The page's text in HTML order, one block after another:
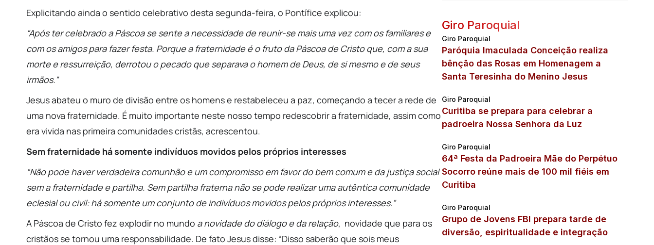
Explicitando ainda o sentido celebrativo desta segunda-feira, o Pontífice explicou:
“Após ter celebrado a Páscoa se sente a necessidade de reunir-se mais uma vez com os familiares e
com os amigos para fazer festa. Porque a fraternidade é o fruto da Páscoa de Cristo que, com a sua
morte e ressurreição, derrotou o pecado que separava o homem de Deus, de si mesmo e de seus
irmãos.”
Jesus abateu o muro de divisão entre os homens e restabeleceu a paz, começando a tecer a rede de
uma nova fraternidade. É muito importante neste nosso tempo redescobrir a fraternidade, assim como
era vivida nas primeira comunidades cristãs, acrescentou.
Sem fraternidade há somente indivíduos movidos pelos próprios interesses
“Não pode haver verdadeira comunhão e um compromisso em favor do bem comum e da justiça social
sem a fraternidade e partilha. Sem partilha fraterna não se pode realizar uma autêntica comunidade
eclesial ou civil: há somente um conjunto de indivíduos movidos pelos próprios interesses.”
A Páscoa de Cristo fez explodir no mundo a novidade do diálogo e da relação, novidade que para os
cristãos se tornou uma responsabilidade. De fato Jesus disse: “Disso saberão que sois meus
Giro Paroquial
Giro Paroquial
Paróquia Imaculada Conceição realiza
bênção das Rosas em Homenagem a
Santa Teresinha do Menino Jesus
Giro Paroquial
Curitiba se prepara para celebrar a
padroeira Nossa Senhora da Luz
Giro Paroquial
64ª Festa da Padroeira Mãe do Perpétuo
Socorro reúne mais de 100 mil fiéis em
Curitiba
Giro Paroquial
Grupo de Jovens FBI prepara tarde de
diversão, espiritualidade e integração